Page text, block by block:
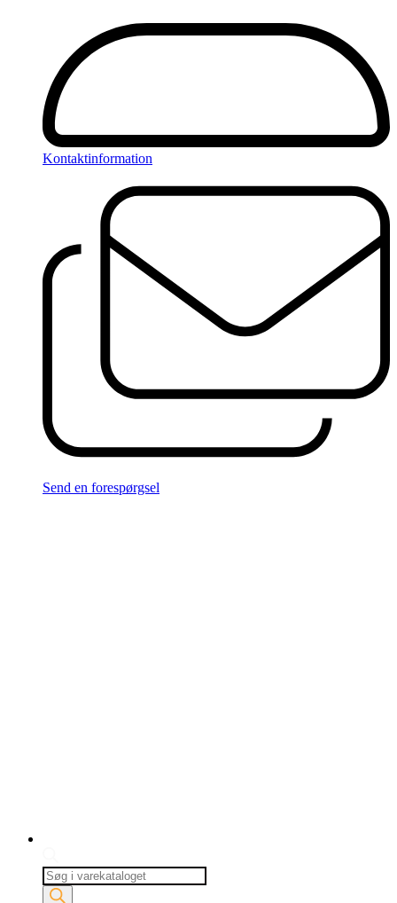
Kontaktinformation
Send en forespørgsel
Products
search